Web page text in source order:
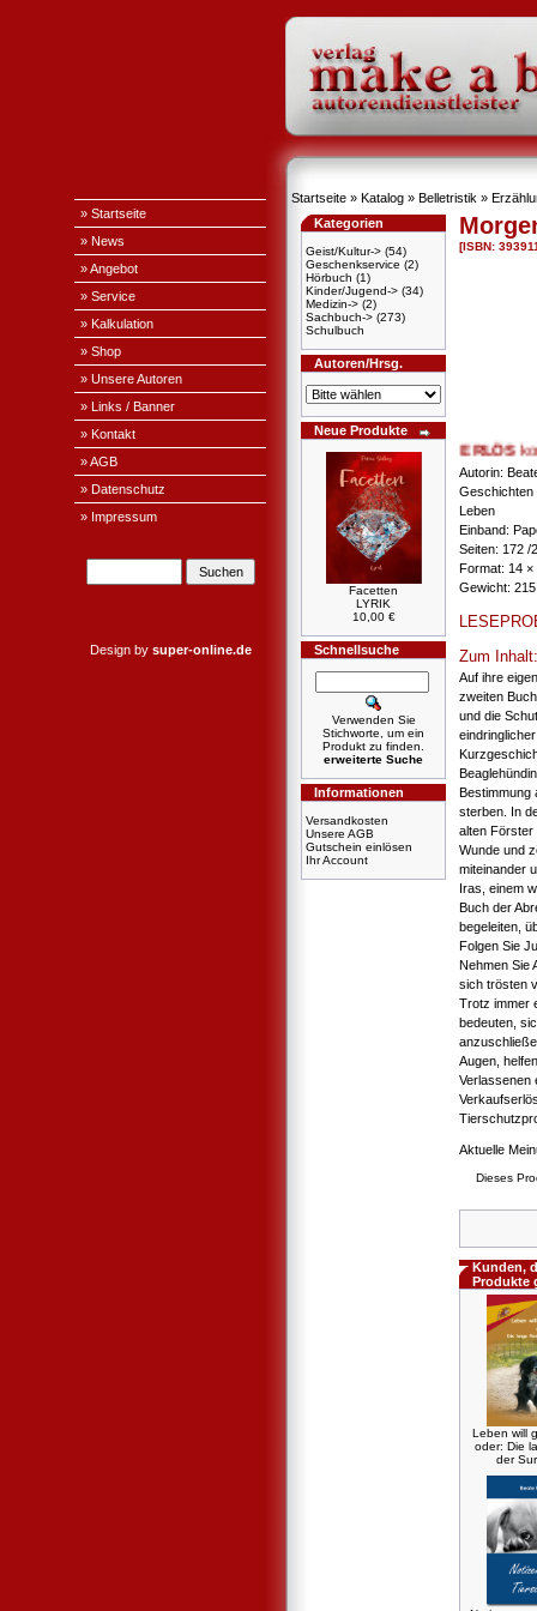
» Startseite
» News
» Angebot
» Service
» Kalkulation
» Shop
» Unsere Autoren
» Links / Banner
» Kontakt
» AGB
» Datenschutz
» Impressum
Design by super-online.de
Startseite » Katalog » Belletristik »
Kategorien
Geist/Kultur-> (54)
Geschenkservice (2)
Hörbuch (1)
Kinder/Jugend-> (34)
Medizin-> (2)
Sachbuch-> (273)
Schulbuch
Autoren/Hrsg.
Neue Produkte
Facetten
LYRIK
10,00 €
Schnellsuche
Verwenden Sie
Stichworte, um ein
Produkt zu finden.
erweiterte Suche
Informationen
Versandkosten
Unsere AGB
Gutschein einlösen
Ihr Account
[ISBN:
+ + + ERLÖS
Autorin:
Geschichten
Leben
Einband:
Seiten: 172
Format: 14 ×
Gewicht:
Zum Inhalt:
Auf ihre
zweiten
und die
sterben. In
alten Förster
Wunde und
miteinander
Iras, einem
Buch der
begeleiten,
Folgen Sie
Nehmen Sie
sich trösten
Trotz immer
bedeuten,
Augen,
Verlassenen
Aktuelle
Dieses
Kunden,
Produkte
Leben will
oder: Die
der